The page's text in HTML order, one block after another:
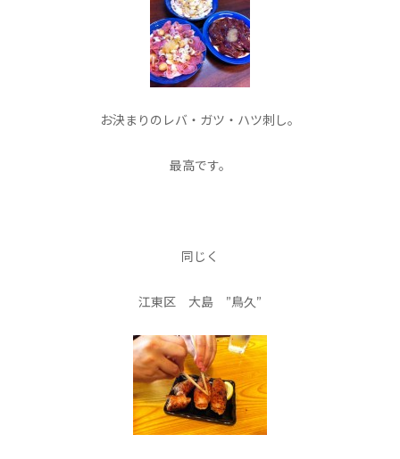
お決まりのレバ・ガツ・ハツ刺し。
最高です。
同じく
江東区 大島 ”鳥久”